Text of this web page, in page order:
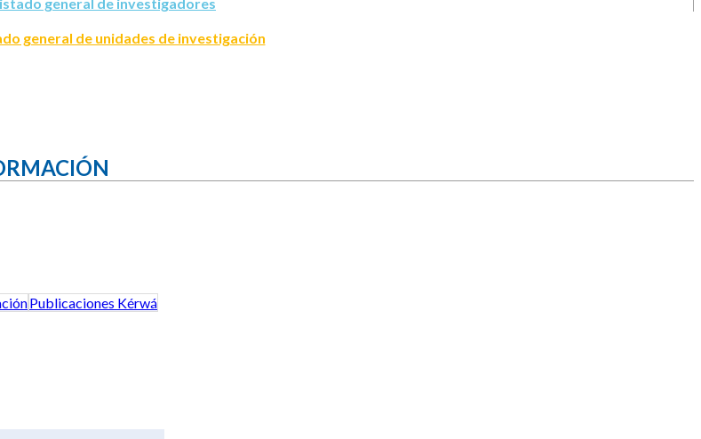
general de unidades de investigación
Publicaciones Kérwá